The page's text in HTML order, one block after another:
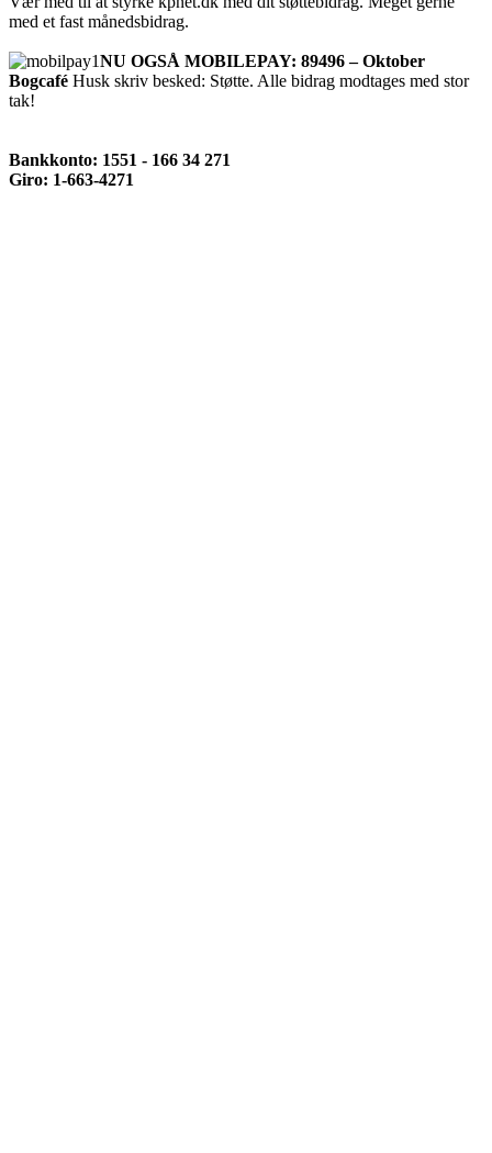
med et fast månedsbidrag.
NU OGSÅ MOBILEPAY: 89496 – Oktober
Bogcafé Husk skriv besked: Støtte. Alle bidrag modtages med stor
tak!
Bankkonto: 1551 - 166 34 271
Giro: 1-663-4271